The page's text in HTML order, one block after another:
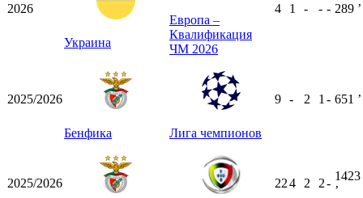
2026
Украина
Европа –
Квалификация
ЧМ 2026
4 1 - - - 289 ʼ
2025/2026
Бенфика Лига чемпионов
9 - 2 1 - 651 ʼ
2025/2026 224 2 2-
1423
ʼ